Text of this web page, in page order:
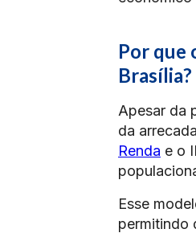
Por que
Brasília?
Apesar da
da
Renda e o
Esse
permitindo